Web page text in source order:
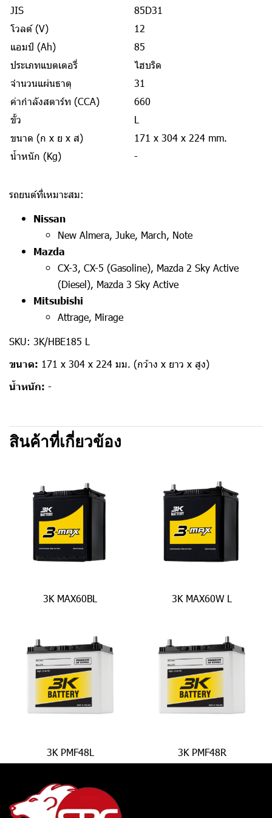
JIS
85D31
โวลต์ (V)
12
แอมป์ (Ah)
85
ประเภทแบตเตอรี่
ไฮบริด
จำนวนแผ่นธาตุ
31
ค่ากำลังสตาร์ท (CCA)
660
ขั้ว
L
ขนาด (ก x ย x ส)
171 x 304 x 224 mm.
น้ำหนัก (Kg)
-
รถยนต์ที่เหมาะสม:
Nissan
New Almera, Juke, March, Note
Mazda
CX-3, CX-5 (Gasoline), Mazda 2 Sky Active
(Diesel), Mazda 3 Sky Active
Mitsubishi
Attrage, Mirage
SKU: 3K/HBE185 L
ขนาด: 171 x 304 x 224 มม. (กว้าง x ยาว x สูง)
น้ำหนัก: -
สินค้าที่เกี่ยวข้อง
3K MAX60BL 3K MAX60W L
3K PMF48L 3K PMF48R